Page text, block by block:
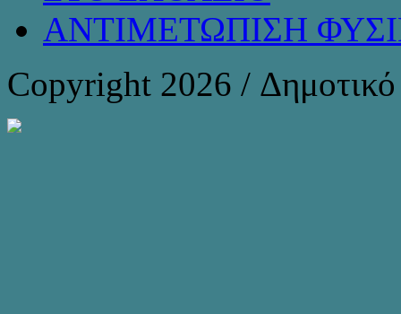
ΑΝΤΙΜΕΤΩΠΙΣΗ
Copyright 2026 /